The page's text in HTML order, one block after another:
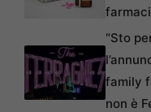
“Sto
family
non è